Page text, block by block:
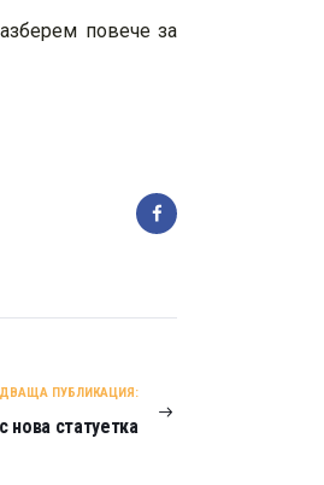
повече за
ПУБЛИКАЦИЯ:
нова статуетка